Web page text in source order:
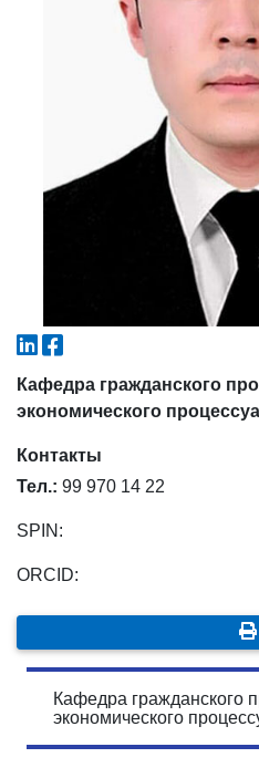
Кафедра гражданского
экономического
Контакты
Тел.: 99 970 14 22
SPIN:
ORCID:
Кафедра гражданского
экономического
8. Квота (бакалавриат) (1)
✉️ Написать администратору